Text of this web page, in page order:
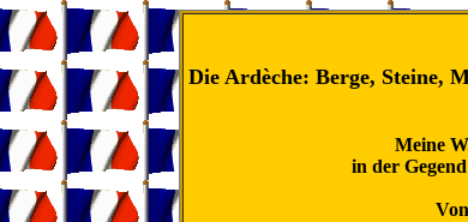
Die Ardèche: Berge, Steine,
Meine
in der